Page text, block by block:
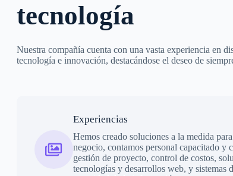
tecnología
Nuestra compañía cuenta con una vasta experiencia en
tecnología e innovación, destacándose el deseo de
Experiencias
Hemos creado soluciones a la medida
negocio, contamos personal capacitado y
gestión de proyecto, control de costos,
tecnologías y desarrollos web, y sistemas